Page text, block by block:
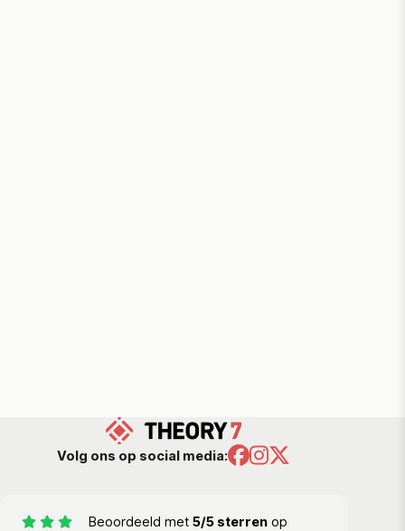
Volg ons op social media:
Beoordeeld met 5/5 sterrenop